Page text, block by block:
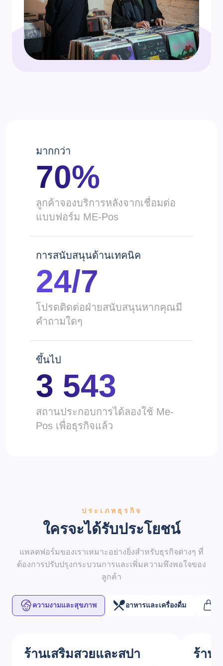
มากกว่า
70%
ลูกค้าจองบริการหลังจากเชื่อมต่อ
แบบฟอร์ม ME-Pos
การสนับสนุนด้านเทคนิค
24/7
โปรดติดต่อฝ่ายสนับสนุนหากคุณมี
คำถามใดๆ
ขึ้นไป
3 543
สถานประกอบการได้ลองใช้ Me-
Pos เพื่อธุรกิจแล้ว
ประเภทธุรกิจ
ใครจะได้รับประโยชน์
แพลตฟอร์มของเราเหมาะอย่างยิ่งสำหรับธุรกิจต่างๆ ที่
ต้องการปรับปรุงกระบวนการและเพิ่มความพึงพอใจของ
ลูกค้า
ความงามและสุขภาพ อาหารและเครื่องดื่ม
ร้านเสริมสวยและสปา ร้าน